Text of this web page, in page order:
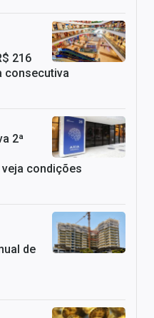
216
consecutiva
2ª
condições
de